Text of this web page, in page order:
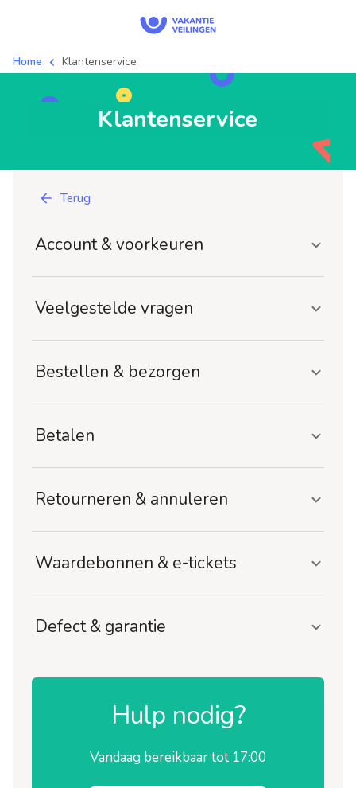
Home Klantenservice
Klantenservice
Terug
Account & voorkeuren
Veelgestelde vragen
Bestellen & bezorgen
Betalen
Retourneren & annuleren
Waardebonnen & e-tickets
Defect & garantie
Hulp nodig?
Vandaag bereikbaar tot 17:00